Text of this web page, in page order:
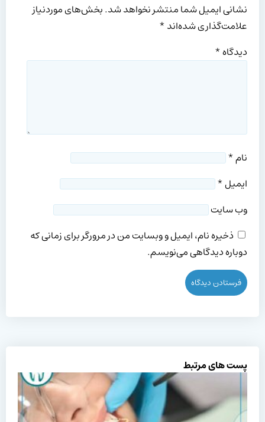
نشانی ایمیل شما منتشر نخواهد شد.بخش‌های موردنیاز
علامت‌گذاری شده‌اند*
دیدگاه*
نام*
ایمیل*
وب‌ سایت
ذخیره نام، ایمیل و وبسایت من در مرورگر برای زمانی که
دوباره دیدگاهی می‌نویسم.
پست های مرتبط